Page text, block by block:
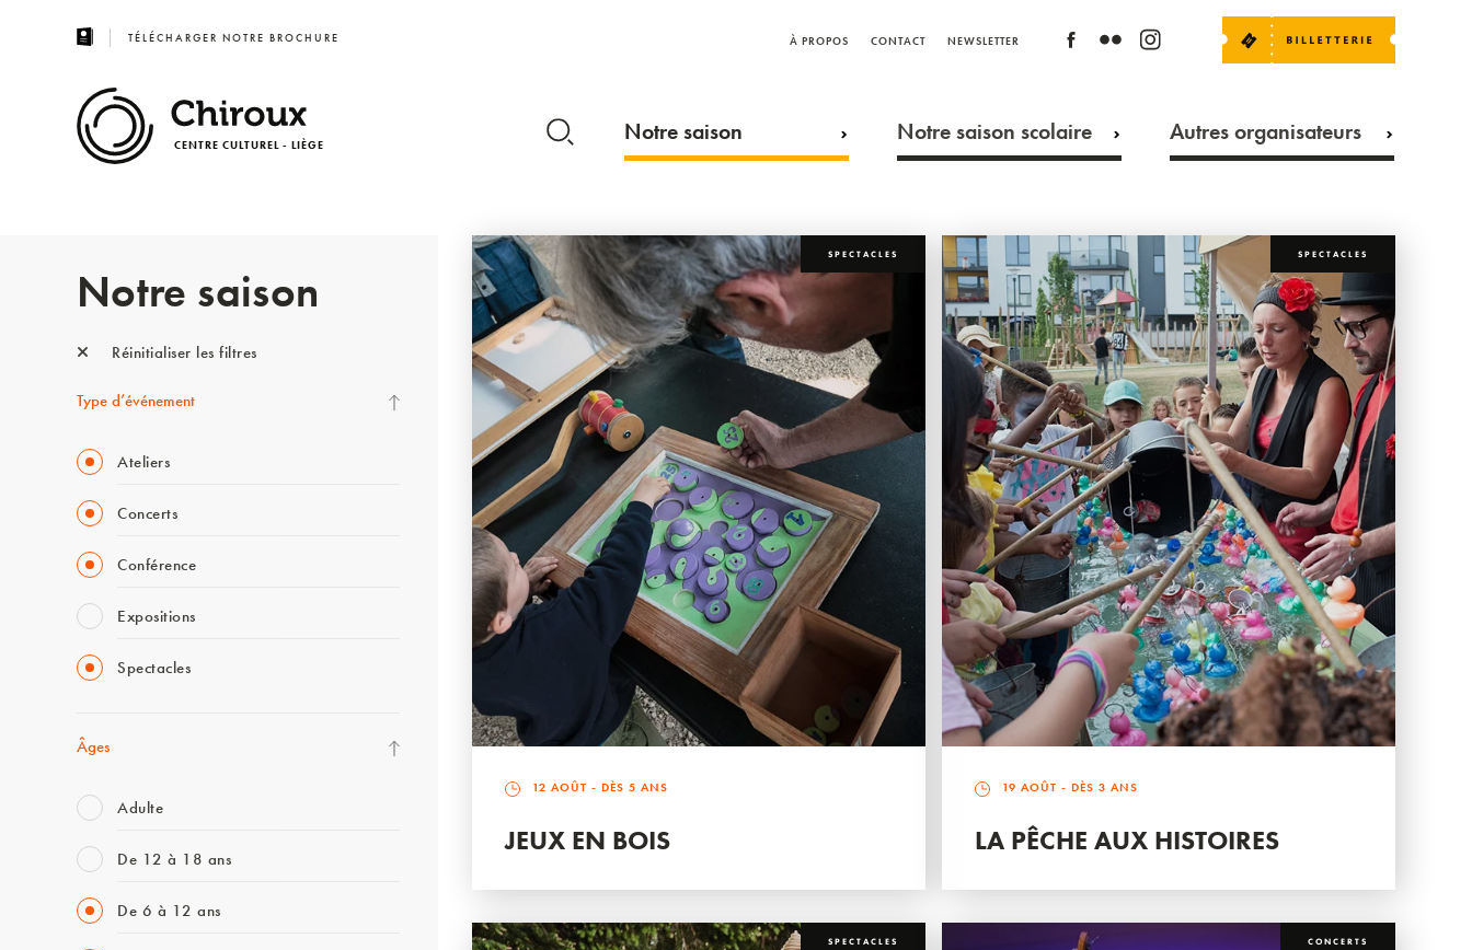
TÉLÉCHARGER NOTRE BROCHURE À PROPOS CONTACT NEWSLETTER
CENTRE CULTUREL - LIÈGE Notre saison Notre saison scolaire Autres organisateurs
Notre saison
Réinitialiser les filtres
Type d’événement
Ateliers
Concerts
Conférence
Expositions
Spectacles
Âges
Adulte
De 12 à 18 ans
De 6 à 12 ans
SPECTACLES
12 AOÛT - DÈS 5 ANS
JEUX EN BOIS
SPECTACLES
19 AOÛT - DÈS 3 ANS
LA PÊCHE AUX HISTOIRES
SPECTACLES CONCERTS